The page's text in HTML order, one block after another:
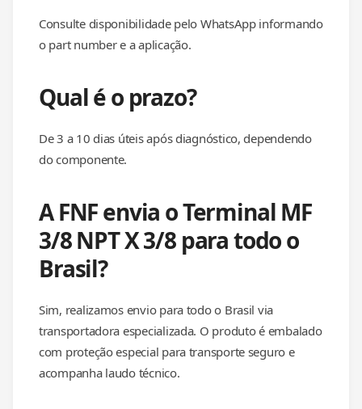
Consulte disponibilidade pelo WhatsApp informando
o part number e a aplicação.
Qual é o prazo?
De 3 a 10 dias úteis após diagnóstico, dependendo
do componente.
A FNF envia o Terminal MF
3/8 NPT X 3/8 para todo o
Brasil?
Sim, realizamos envio para todo o Brasil via
transportadora especializada. O produto é embalado
com proteção especial para transporte seguro e
acompanha laudo técnico.